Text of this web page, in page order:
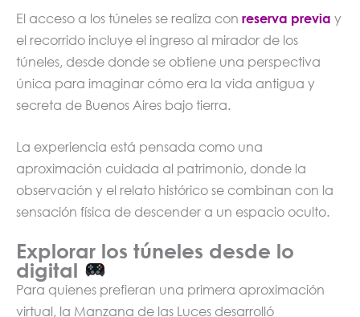
El acceso a los túneles se realiza con reserva previa y
el recorrido incluye el ingreso al mirador de los
túneles, desde donde se obtiene una perspectiva
única para imaginar cómo era la vida antigua y
secreta de Buenos Aires bajo tierra.
La experiencia está pensada como una
aproximación cuidada al patrimonio, donde la
observación y el relato histórico se combinan con la
sensación física de descender a un espacio oculto.
Explorar los túneles desde lo
digital
Para quienes prefieran una primera aproximación
virtual, la Manzana de las Luces desarrolló